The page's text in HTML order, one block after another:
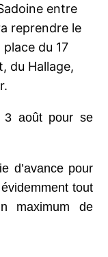
entre
reprendre le
du 17
du Hallage,
3 août pour se
d’avance pour
tout
maximum de